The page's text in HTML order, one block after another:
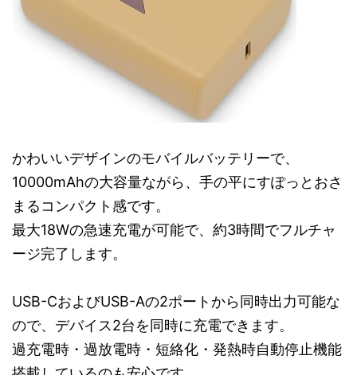
かわいいデザインのモバイルバッテリーで、
10000mAhの大容量ながら、手の平にすぽっとおさ
まるコンパクト感です。
最大18Wの急速充電が可能で、約3時間でフルチャ
ージ完了します。
USB-CおよびUSB-Aの2ポートから同時出力可能な
ので、デバイス2台を同時に充電できます。
過充電時・過放電時・短絡化・発熱時自動停止機能